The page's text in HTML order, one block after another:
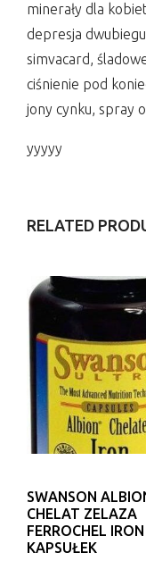
minerały dla
depresja
simvacard,
ciśnienie pod
jony cynku, spray
yyyyy
RELATED
SWANSON
CHELAT ZELAZA
FERROCHEL
KAPSUŁEK